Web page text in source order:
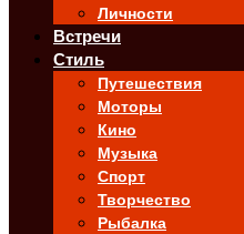
Личности
Встречи
Стиль
Путешествия
Моторы
Кино
Музыка
Спорт
Творчество
Рыбалка